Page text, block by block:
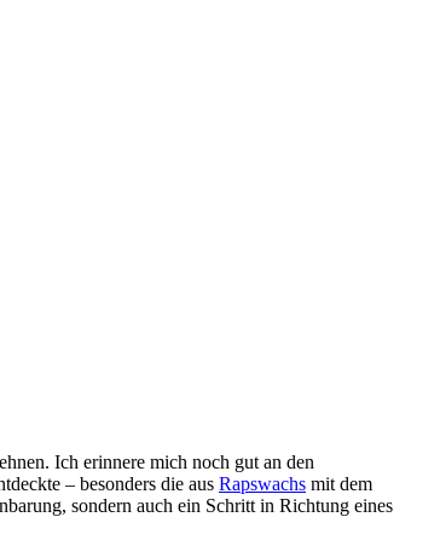
Ich erinnere mich noch gut an den
– besonders die aus Rapswachs mit dem
sondern auch ein Schritt in Richtung eines